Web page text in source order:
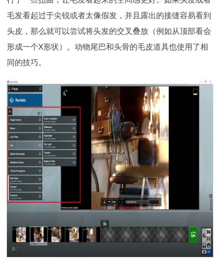
毛发看起过于尖锐或者太像假发，并且露出的接缝容易看到
头皮，那么就可以尝试将头发的交叉叠放（例如从顶部看会
形成一个X形状）。动物尾巴和头骨的毛皮道具也使用了相
同的技巧。